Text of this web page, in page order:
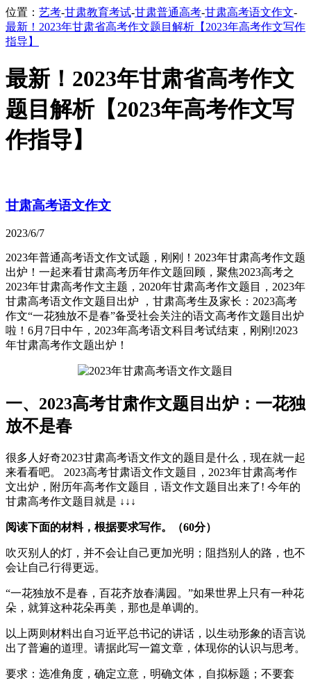
位置： 艺考-甘肃教育考试-甘肃普通高考-甘肃高考语文作文-
最新！2023年甘肃省高考作文题目解析【2023年高考作文写作
指导】
最新！2023年甘肃省高考作文
题目解析【2023年高考作文写
作指导】
甘肃高考语文作文
2023/6/7
2023年普通高考语文作文试题，刚刚！2023年甘肃高考作文题
出炉！一起来看甘肃高考历年作文题回顾，聚焦2023高考之
2023年甘肃高考作文主题，2020年甘肃高考作文题目，2023年
甘肃高考语文作文题目出炉 ，甘肃高考生及家长：2023高考
作文“一花独放不是春”备受社会关注的语文高考作文题目出炉
啦！6月7日中午，2023年高考语文科目考试结束，刚刚!2023
年甘肃高考作文题出炉！
一、2023高考甘肃作文题目出炉：一花独
放不是春
很多人好奇2023甘肃高考语文作文的题目是什么，现在就一起
来看看吧。 2023高考甘肃语文作文题目，2023年甘肃高考作
文出炉，附历年高考作文题目，语文作文题目出来了! 今年的
甘肃高考作文题目就是 ↓↓↓
阅读下面的材料，根据要求写作。（60分）
吹灭别人的灯，并不会让自己更加光明；阻挡别人的路，也不
会让自己行得更远。
“一花独放不是春，百花齐放春满园。”如果世界上只有一种花
朵，就算这种花朵再美，那也是单调的。
以上两则材料出自习近平总书记的讲话，以生动形象的语言说
出了普遍的道理。请据此写一篇文章，体现你的认识与思考。
要求：选准角度，确定立意，明确文体，自拟标题；不要套